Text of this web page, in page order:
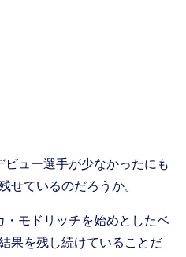
ュー選手が少なかったにも
せているのだろうか。
モドリッチを始めとしたベ
果を残し続けていることだ